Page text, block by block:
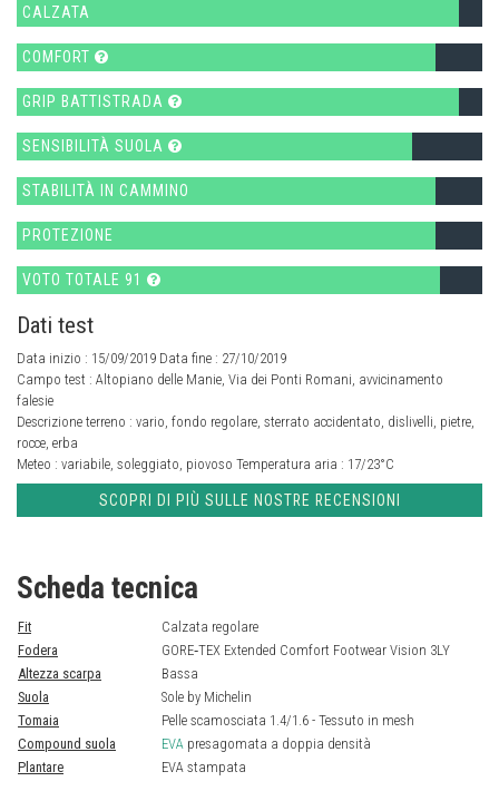
CALZATA
COMFORT
GRIP BATTISTRADA
SENSIBILITÀ SUOLA
STABILITÀ IN CAMMINO
PROTEZIONE
VOTO TOTALE 91
Dati test
Data inizio : 15/09/2019 Data fine : 27/10/2019
Campo test : Altopiano delle Manie, Via dei Ponti Romani, avvicinamento
falesie
Descrizione terreno : vario, fondo regolare, sterrato accidentato, dislivelli, pietre,
rocce, erba
Meteo : variabile, soleggiato, piovoso Temperatura aria : 17/23°C
SCOPRI DI PIÙ SULLE NOSTRE RECENSIONI
Scheda tecnica
Fit
Calzata regolare
Fodera
GORE‑TEX Extended Comfort Footwear Vision 3LY
Altezza scarpa
Bassa
Suola
Sole by Michelin
Tomaia
Pelle scamosciata 1.4/1.6 - Tessuto in mesh
Compound suola
EVA presagomata a doppia densità
Plantare
EVA stampata